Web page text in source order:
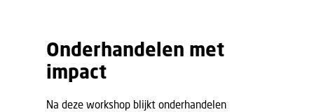
Onderhandelen met
impact
Na deze workshop blijkt onderhandelen